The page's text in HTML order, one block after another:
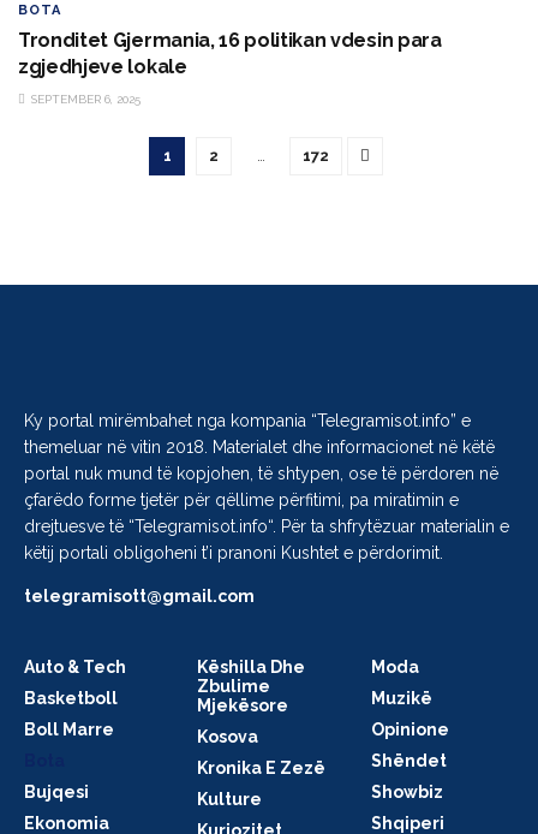
BOTA
Tronditet Gjermania, 16 politikan vdesin para
zgjedhjeve lokale
SEPTEMBER 6, 2025
1 2 172
Ky portal mirëmbahet nga kompania “Telegramisot.info” e
themeluar në vitin 2018. Materialet dhe informacionet në këtë
portal nuk mund të kopjohen, të shtypen, ose të përdoren në
çfarëdo forme tjetër për qëllime përfitimi, pa miratimin e
drejtuesve të “Telegramisot.info“. Për ta shfrytëzuar materialin e
këtij portali obligoheni t’i pranoni Kushtet e përdorimit.
telegramisott@gmail.com
Auto & Tech
Basketboll
Boll Marre
Bujqesi
Ekonomia
Këshilla Dhe
Zbulime
Mjekësore
Kosova
Kronika E Zezë
Kulture
Kuriozitet
Moda
Muzikë
Opinione
Shëndet
Showbiz
Shqiperi